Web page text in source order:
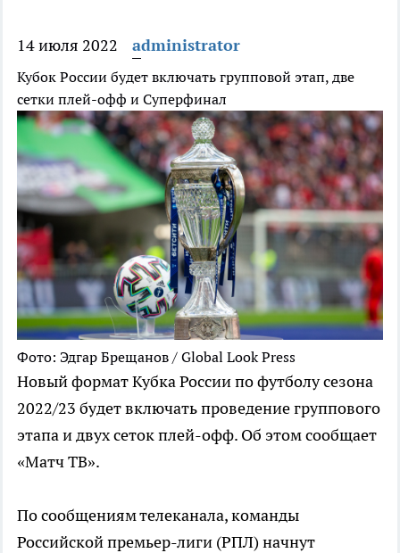
14 июля 2022 administrator
Кубок России будет включать групповой этап, две
сетки плей-офф и Суперфинал
Фото: Эдгар Брещанов / Global Look Press
Новый формат Кубка России по футболу сезона
2022/23 будет включать проведение группового
этапа и двух сеток плей-офф. Об этом сообщает
«Матч ТВ».
По сообщениям телеканала, команды
Российской премьер-лиги (РПЛ) начнут